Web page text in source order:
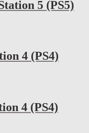
5 (PS5)
4 (PS4)
4 (PS4)